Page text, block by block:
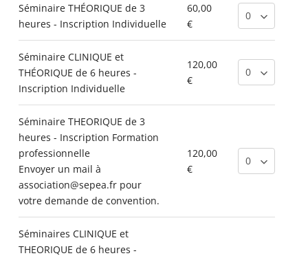
Séminaire THÉORIQUE de 3
heures - Inscription Individuelle
60,00
€
Séminaire CLINIQUE et
THÉORIQUE de 6 heures -
Inscription Individuelle
120,00
€
Séminaire THEORIQUE de 3
heures - Inscription Formation
professionnelle
Envoyer un mail à
association@sepea.fr pour
votre demande de convention.
120,00
€
Séminaires CLINIQUE et
THEORIQUE de 6 heures -